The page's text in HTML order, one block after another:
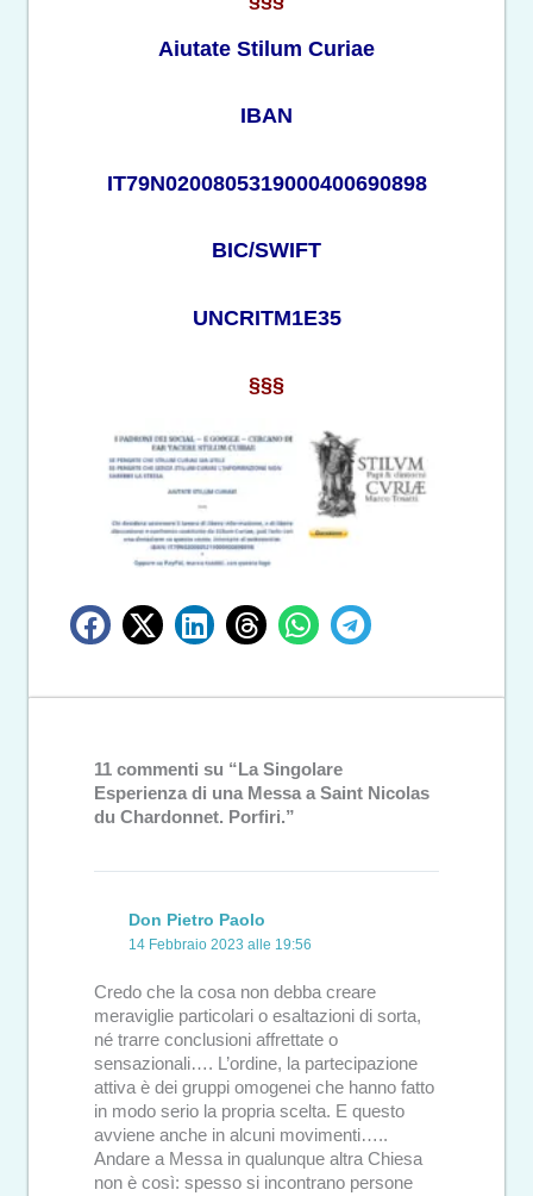
Aiutate Stilum Curiae
IBAN
IT79N0200805319000400690898
BIC/SWIFT
UNCRITM1E35
§§§
11 commenti su “La Singolare
Esperienza di una Messa a Saint Nicolas
du Chardonnet. Porfiri.”
Don Pietro Paolo
14 Febbraio 2023 alle 19:56
Credo che la cosa non debba creare
meraviglie particolari o esaltazioni di sorta,
né trarre conclusioni affrettate o
sensazionali…. L’ordine, la partecipazione
attiva è dei gruppi omogenei che hanno fatto
in modo serio la propria scelta. E questo
avviene anche in alcuni movimenti…..
Andare a Messa in qualunque altra Chiesa
non è così: spesso si incontrano persone